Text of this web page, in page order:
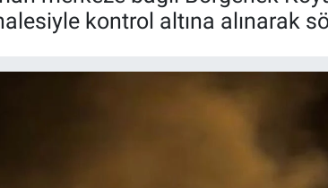
kontrol altına alınarak